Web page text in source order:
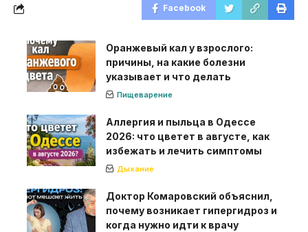
Facebook
Оранжевый кал у взрослого:
причины, на какие болезни
указывает и что делать
Пищеварение
Аллергия и пыльца в Одессе
2026: что цветет в августе, как
избежать и лечить симптомы
Дыхание
Доктор Комаровский объяснил,
почему возникает гипергидроз и
когда нужно идти к врачу